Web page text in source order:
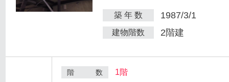
築 年 数 1987/3/1
建物階数 2階建
階 数 1階